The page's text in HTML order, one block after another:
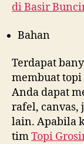
diBasir
Bahan
Terdapat
membuat topi
Anda dapat
rafel, canvas,
lain. Apabila
timTopi